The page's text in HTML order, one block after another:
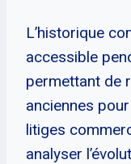
L’historique
accessible
permettant de
anciennes
litiges
analyser